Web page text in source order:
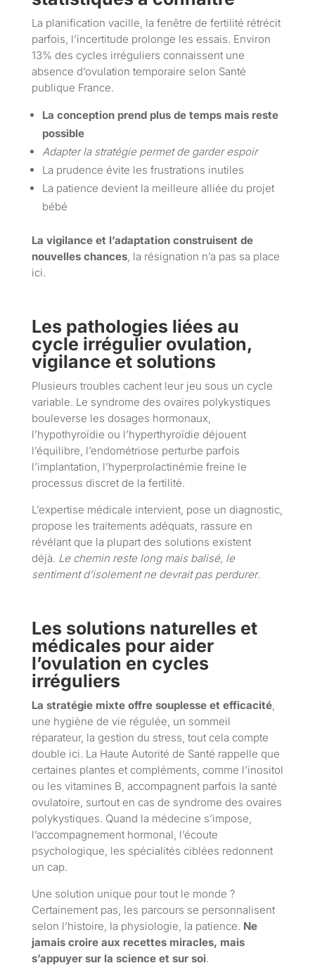
La planification vacille, la fenêtre de fertilité rétrécit
parfois, l’incertitude prolonge les essais. Environ
13% des cycles irréguliers connaissent une
absence d’ovulation temporaire selon Santé
publique France.
La conception prend plus de temps mais reste
possible
Adapter la stratégie permet de garder espoir
La prudence évite les frustrations inutiles
La patience devient la meilleure alliée du projet
bébé
La vigilance et l’adaptation construisent de
nouvelles chances, la résignation n’a pas sa place
ici.
Les pathologies liées au
cycle irrégulier ovulation,
vigilance et solutions
Plusieurs troubles cachent leur jeu sous un cycle
variable. Le syndrome des ovaires polykystiques
bouleverse les dosages hormonaux,
l’hypothyroïdie ou l’hyperthyroïdie déjouent
l’équilibre, l’endométriose perturbe parfois
l’implantation, l’hyperprolactinémie freine le
processus discret de la fertilité.
L’expertise médicale intervient, pose un diagnostic,
propose les traitements adéquats, rassure en
révélant que la plupart des solutions existent
déjà. Le chemin reste long mais balisé, le
sentiment d’isolement ne devrait pas perdurer.
Les solutions naturelles et
médicales pour aider
l’ovulation en cycles
irréguliers
La stratégie mixte offre souplesse et efficacité,
une hygiène de vie régulée, un sommeil
réparateur, la gestion du stress, tout cela compte
double ici. La Haute Autorité de Santé rappelle que
certaines plantes et compléments, comme l’inositol
ou les vitamines B, accompagnent parfois la santé
ovulatoire, surtout en cas de syndrome des ovaires
polykystiques. Quand la médecine s’impose,
l’accompagnement hormonal, l’écoute
psychologique, les spécialités ciblées redonnent
un cap.
Une solution unique pour tout le monde ?
Certainement pas, les parcours se personnalisent
selon l’histoire, la physiologie, la patience. Ne
jamais croire aux recettes miracles, mais
s’appuyer sur la science et sur soi.